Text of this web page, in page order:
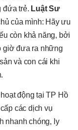
đứa trẻ. Luật Sư
của mình: Hãy ưu
còn khả năng, bởi
giờ đưa ra những
và con cái khi
động tại TP Hồ
các dịch vụ
nhanh chóng, ly